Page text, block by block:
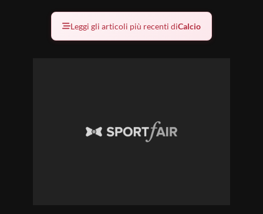
Leggi gli articoli più recenti diCalcio